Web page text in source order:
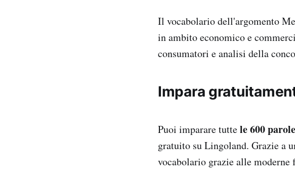
Il vocabolario dell'argomento
in ambito economico e
consumatori e analisi della
Impara
Puoi imparare tuttele 600
gratuito su Lingoland. Grazie a
vocabolario grazie alle